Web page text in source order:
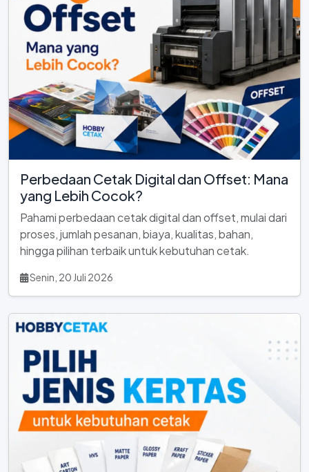
Perbedaan Cetak Digital dan Offset: Mana
yang Lebih Cocok?
Pahami perbedaan cetak digital dan offset, mulai dari
proses, jumlah pesanan, biaya, kualitas, bahan,
hingga pilihan terbaik untuk kebutuhan cetak.
Senin, 20 Juli 2026